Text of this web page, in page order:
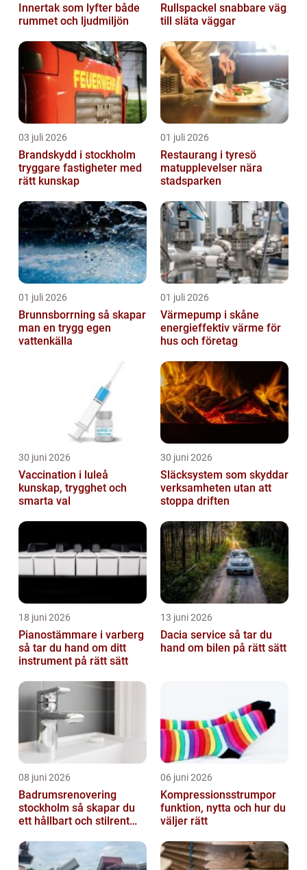
Innertak som lyfter både
rummet och ljudmiljön
Rullspackel snabbare väg
till släta väggar
03 juli 2026
Brandskydd i stockholm
tryggare fastigheter med
rätt kunskap
01 juli 2026
Restaurang i tyresö
matupplevelser nära
stadsparken
01 juli 2026
Brunnsborrning så skapar
man en trygg egen
vattenkälla
01 juli 2026
Värmepump i skåne
energieffektiv värme för
hus och företag
30 juni 2026
Vaccination i luleå
kunskap, trygghet och
smarta val
30 juni 2026
Släcksystem som skyddar
verksamheten utan att
stoppa driften
18 juni 2026
Pianostämmare i varberg
så tar du hand om ditt
instrument på rätt sätt
13 juni 2026
Dacia service så tar du
hand om bilen på rätt sätt
08 juni 2026
Badrumsrenovering
stockholm så skapar du
ett hållbart och stilrent
06 juni 2026
Kompressionsstrumpor
funktion, nytta och hur du
väljer rätt